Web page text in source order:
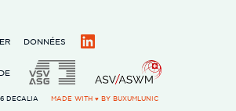
DONNÉES
DECALIA MADE WITH ♥ BY BUXUMLUNIC